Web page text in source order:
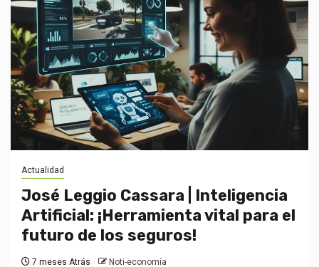
Actualidad
José Leggio Cassara | Inteligencia
Artificial: ¡Herramienta vital para el
futuro de los seguros!
7 meses Atrás Noti-economía